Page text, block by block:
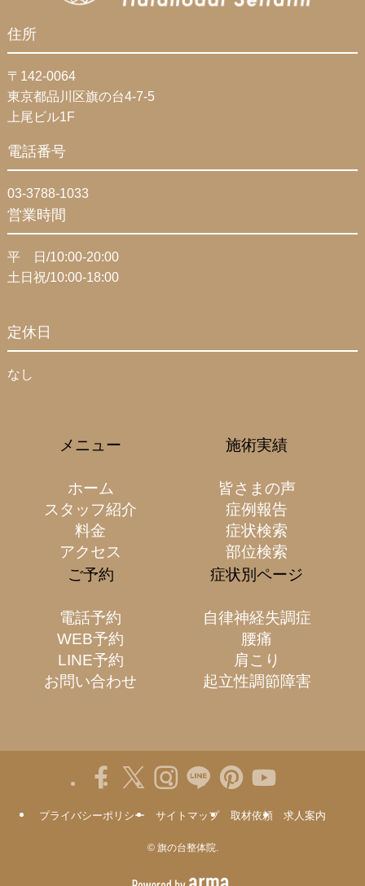
住所
〒142-0064
東京都品川区旗の台4-7-5
上尾ビル1F
電話番号
03-3788-1033
営業時間
平 日/10:00-20:00
土日祝/10:00-18:00
定休日
なし
メニュー
ホーム
スタッフ紹介
料金
アクセス
施術実績
皆さまの声
症例報告
症状検索
部位検索
ご予約
電話予約
WEB予約
LINE予約
お問い合わせ
症状別ページ
自律神経失調症
腰痛
肩こり
起立性調節障害
プライバシーポリシー サイトマップ 取材依頼 求人案内
©旗の台整体院.